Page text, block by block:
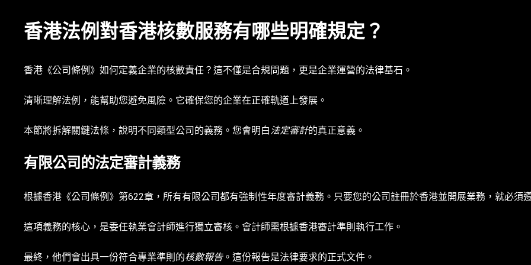
香港法例對香港核數服務有哪些明確規定？
香港《公司條例》如何定義企業的核數責任？這不僅是合規問題，更是企業運營的法律基石。
清晰理解法例，能幫助您避免風險。它確保您的企業在正確軌道上發展。
本節將拆解關鍵法條，說明不同類型公司的義務。您會明白法定審計的真正意義。
有限公司的法定審計義務
根據香港《公司條例》第622章，所有有限公司都有強制性年度審計義務。只要您的公司註冊於香港並開展業務，就必須
這項義務的核心，是委任執業會計師進行獨立審核。會計師需根據香港審計準則執行工作。
最終，他們會出具一份符合專業準則的核數報告。這份報告是法律要求的正式文件。